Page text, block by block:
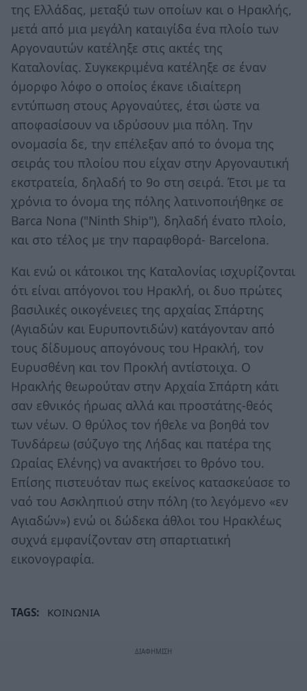
της Ελλάδας, μεταξύ των οποίων και ο Ηρακλής,
μετά από μια μεγάλη καταιγίδα ένα πλοίο των
Αργοναυτών κατέληξε στις ακτές της
Καταλονίας. Συγκεκριμένα κατέληξε σε έναν
όμορφο λόφο ο οποίος έκανε ιδιαίτερη
εντύπωση στους Αργοναύτες, έτσι ώστε να
αποφασίσουν να ιδρύσουν μια πόλη. Την
ονομασία δε, την επέλεξαν από το όνομα της
σειράς του πλοίου που είχαν στην Αργοναυτική
εκστρατεία, δηλαδή το 9ο στη σειρά. Έτσι με τα
χρόνια το όνομα της πόλης λατινοποιήθηκε σε
Barca Nona ("Ninth Ship"), δηλαδή ένατο πλοίο,
και στο τέλος με την παραφθορά- Βarcelona.
Και ενώ οι κάτοικοι της Καταλονίας ισχυρίζονται
ότι είναι απόγονοι του Ηρακλή, οι δυο πρώτες
βασιλικές οικογένειες της αρχαίας Σπάρτης
(Αγιαδών και Ευρυποντιδών) κατάγονταν από
τους δίδυμους απογόνους του Ηρακλή, τον
Ευρυσθένη και τον Προκλή αντίστοιχα. Ο
Ηρακλής θεωρούταν στην Αρχαία Σπάρτη κάτι
σαν εθνικός ήρωας αλλά και προστάτης-θεός
των νέων. Ο θρύλος τον ήθελε να βοηθά τον
Τυνδάρεω (σύζυγο της Λήδας και πατέρα της
Ωραίας Ελένης) να ανακτήσει το θρόνο του.
Επίσης πιστευόταν πως εκείνος κατασκεύασε το
ναό του Ασκληπιού στην πόλη (το λεγόμενο «εν
Αγιαδών») ενώ οι δώδεκα άθλοι του Ηρακλέως
συχνά εμφανίζονταν στη σπαρτιατική
εικονογραφία.
TAGS: ΚΟΙΝΩΝΙΑ